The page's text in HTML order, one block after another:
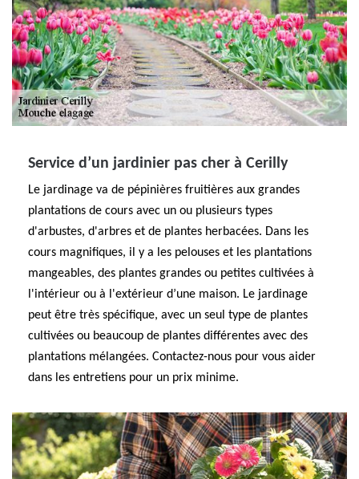
Service d’un jardinier pas cher à Cerilly
Le jardinage va de pépinières fruitières aux grandes
plantations de cours avec un ou plusieurs types
d'arbustes, d'arbres et de plantes herbacées. Dans les
cours magnifiques, il y a les pelouses et les plantations
mangeables, des plantes grandes ou petites cultivées à
l'intérieur ou à l'extérieur d’une maison. Le jardinage
peut être très spécifique, avec un seul type de plantes
cultivées ou beaucoup de plantes différentes avec des
plantations mélangées. Contactez-nous pour vous aider
dans les entretiens pour un prix minime.